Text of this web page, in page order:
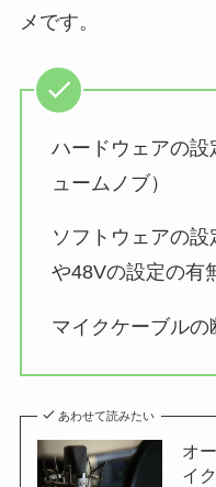
メです。
ハードウェアの設
ュームノブ）
ソフトウェアの
や48Vの設定の有
マイクケーブルの
あわせて読みたい
オ
イ